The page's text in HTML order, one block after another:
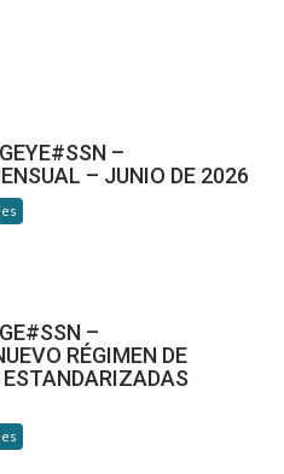
–
– JUNIO DE 2026
–
RÉGIMEN DE